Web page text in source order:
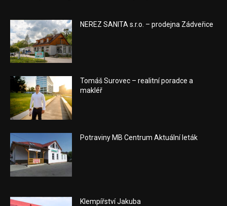
NEREZ SANITA s.r.o. – prodejna Zádveřice
Tomáš Surovec – realitní poradce a
makléř
Potraviny MB Centrum Aktuální leták
Klempířství Jakuba